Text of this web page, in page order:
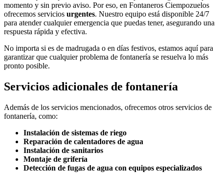
momento y sin previo aviso. Por eso, en Fontaneros Ciempozuelos
ofrecemos servicios urgentes. Nuestro equipo está disponible 24/7
para atender cualquier emergencia que puedas tener, asegurando una
respuesta rápida y efectiva.
No importa si es de madrugada o en días festivos, estamos aquí para
garantizar que cualquier problema de fontanería se resuelva lo más
pronto posible.
Servicios adicionales de fontanería
Además de los servicios mencionados, ofrecemos otros servicios de
fontanería, como:
Instalación de sistemas de riego
Reparación de calentadores de agua
Instalación de sanitarios
Montaje de grifería
Detección de fugas de agua con equipos especializados